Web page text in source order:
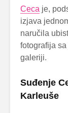
Ceca je,
izjava
naručila
fotografija
galeriji.
Suđenje
Karleuše